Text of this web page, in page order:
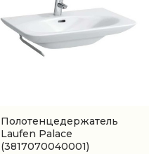
Полотенцедержатель
Laufen Palace
(3817070040001)